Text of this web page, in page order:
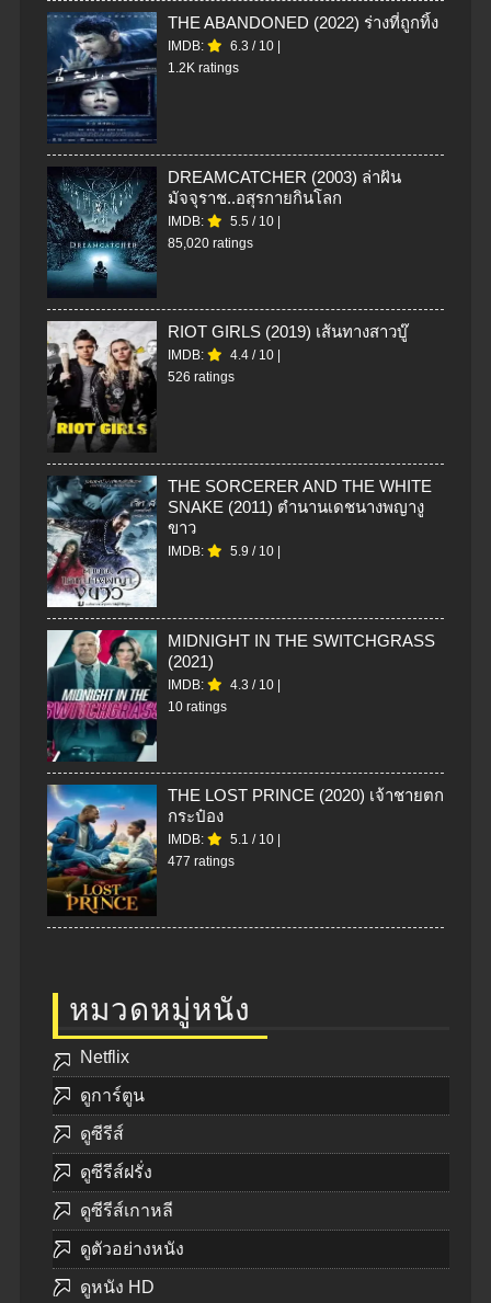
THE ABANDONED (2022) ร่างที่ถูกทิ้ง
IMDB: 6.3 / 10
1.2K ratings
DREAMCATCHER (2003) ล่าฝัน
มัจจุราช..อสุรกายกินโลก
IMDB: 5.5 / 10
85,020 ratings
RIOT GIRLS (2019) เส้นทางสาวบู๊
IMDB: 4.4 / 10
526 ratings
THE SORCERER AND THE WHITE
SNAKE (2011) ตำนานเดชนางพญางู
ขาว
IMDB: 5.9 / 10
MIDNIGHT IN THE SWITCHGRASS
(2021)
IMDB: 4.3 / 10
10 ratings
THE LOST PRINCE (2020) เจ้าชายตก
กระป๋อง
IMDB: 5.1 / 10
477 ratings
หมวดหมู่หนัง
Netflix
ดูการ์ตูน
ดูซีรีส์
ดูซีรีส์ฝรั่ง
ดูซีรีส์เกาหลี
ดูตัวอย่างหนัง
ดูหนัง HD